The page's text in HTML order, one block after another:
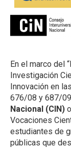
En el marco del
Investigación
Innovación en
676/08 y 687/
Nacional (CIN)
Vocaciones
estudiantes de
públicas que